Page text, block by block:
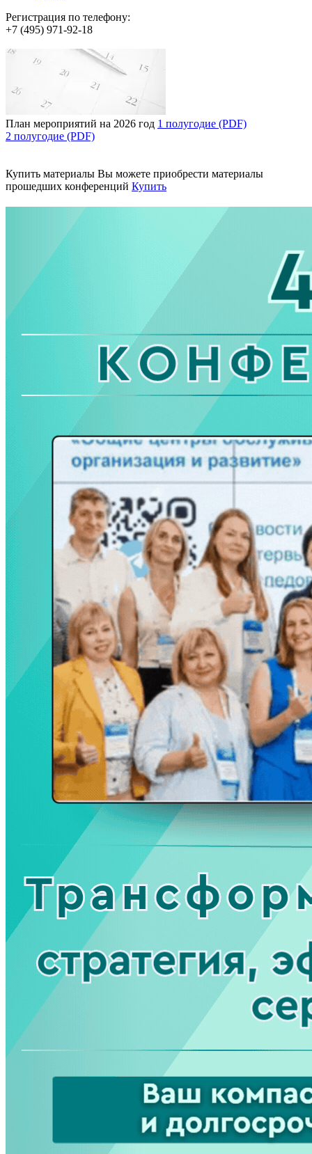
Регистрация по телефону:
+7 (495) 971-92-18
План мероприятий на 2026 год 1 полугодие (PDF)
2 полугодие (PDF)
Купить материалы Вы можете приобрести материалы
прошедших конференций Купить